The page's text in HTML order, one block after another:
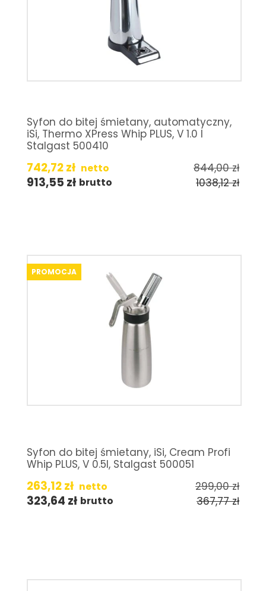
Syfon do bitej śmietany, automatyczny,
iSi, Thermo XPress Whip PLUS, V 1.0 l
Stalgast 500410
742,72zł netto 844,00zł
913,55 zł brutto 1038,12zł
PROMOCJA
Syfon do bitej śmietany, iSi, Cream Profi
Whip PLUS, V 0.5l, Stalgast 500051
263,12zł netto 299,00zł
323,64 zł brutto 367,77zł